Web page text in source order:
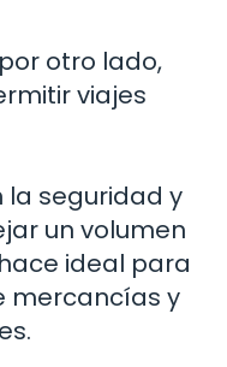
otro lado,
viajes
la seguridad y
un volumen
ideal para
mercancías y